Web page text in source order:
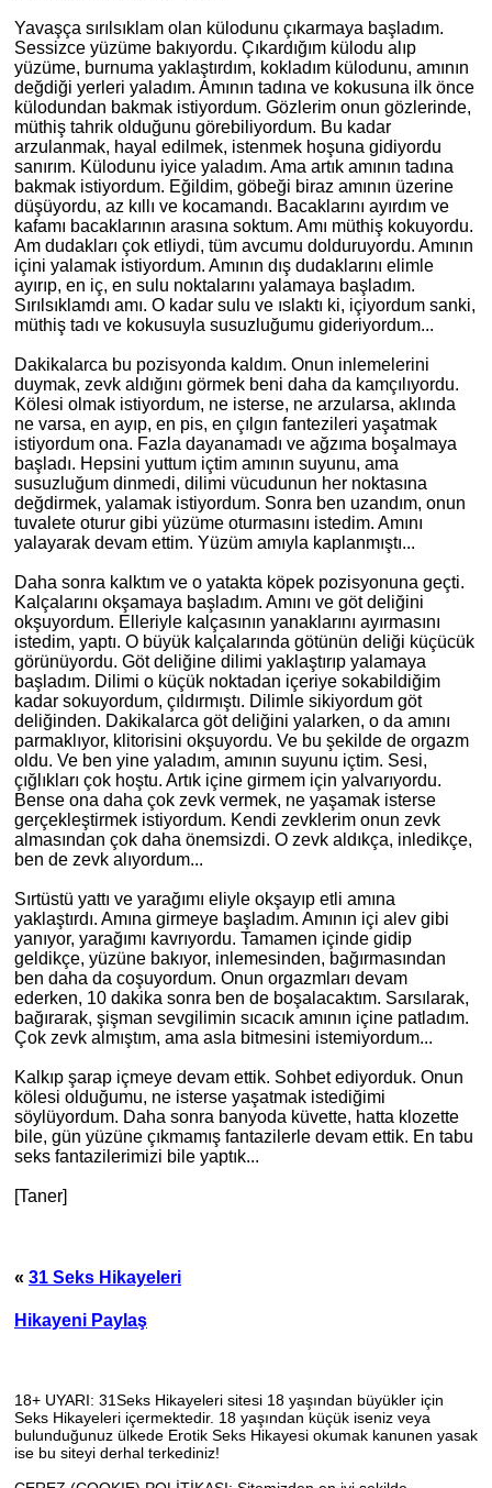
Yavaşça sırılsıklam olan külodunu çıkarmaya başladım.
Sessizce yüzüme bakıyordu. Çıkardığım külodu alıp
yüzüme, burnuma yaklaştırdım, kokladım külodunu, amının
değdiği yerleri yaladım. Amının tadına ve kokusuna ilk önce
külodundan bakmak istiyordum. Gözlerim onun gözlerinde,
müthiş tahrik olduğunu görebiliyordum. Bu kadar
arzulanmak, hayal edilmek, istenmek hoşuna gidiyordu
sanırım. Külodunu iyice yaladım. Ama artık amının tadına
bakmak istiyordum. Eğildim, göbeği biraz amının üzerine
düşüyordu, az kıllı ve kocamandı. Bacaklarını ayırdım ve
kafamı bacaklarının arasına soktum. Amı müthiş kokuyordu.
Am dudakları çok etliydi, tüm avcumu dolduruyordu. Amının
içini yalamak istiyordum. Amının dış dudaklarını elimle
ayırıp, en iç, en sulu noktalarını yalamaya başladım.
Sırılsıklamdı amı. O kadar sulu ve ıslaktı ki, içiyordum sanki,
müthiş tadı ve kokusuyla susuzluğumu gideriyordum...
Dakikalarca bu pozisyonda kaldım. Onun inlemelerini
duymak, zevk aldığını görmek beni daha da kamçılıyordu.
Kölesi olmak istiyordum, ne isterse, ne arzularsa, aklında
ne varsa, en ayıp, en pis, en çılgın fantezileri yaşatmak
istiyordum ona. Fazla dayanamadı ve ağzıma boşalmaya
başladı. Hepsini yuttum içtim amının suyunu, ama
susuzluğum dinmedi, dilimi vücudunun her noktasına
değdirmek, yalamak istiyordum. Sonra ben uzandım, onun
tuvalete oturur gibi yüzüme oturmasını istedim. Amını
yalayarak devam ettim. Yüzüm amıyla kaplanmıştı...
Daha sonra kalktım ve o yatakta köpek pozisyonuna geçti.
Kalçalarını okşamaya başladım. Amını ve göt deliğini
okşuyordum. Elleriyle kalçasının yanaklarını ayırmasını
istedim, yaptı. O büyük kalçalarında götünün deliği küçücük
görünüyordu. Göt deliğine dilimi yaklaştırıp yalamaya
başladım. Dilimi o küçük noktadan içeriye sokabildiğim
kadar sokuyordum, çıldırmıştı. Dilimle sikiyordum göt
deliğinden. Dakikalarca göt deliğini yalarken, o da amını
parmaklıyor, klitorisini okşuyordu. Ve bu şekilde de orgazm
oldu. Ve ben yine yaladım, amının suyunu içtim. Sesi,
çığlıkları çok hoştu. Artık içine girmem için yalvarıyordu.
Bense ona daha çok zevk vermek, ne yaşamak isterse
gerçekleştirmek istiyordum. Kendi zevklerim onun zevk
almasından çok daha önemsizdi. O zevk aldıkça, inledikçe,
ben de zevk alıyordum...
Sırtüstü yattı ve yarağımı eliyle okşayıp etli amına
yaklaştırdı. Amına girmeye başladım. Amının içi alev gibi
yanıyor, yarağımı kavrıyordu. Tamamen içinde gidip
geldikçe, yüzüne bakıyor, inlemesinden, bağırmasından
ben daha da coşuyordum. Onun orgazmları devam
ederken, 10 dakika sonra ben de boşalacaktım. Sarsılarak,
bağırarak, şişman sevgilimin sıcacık amının içine patladım.
Çok zevk almıştım, ama asla bitmesini istemiyordum...
Kalkıp şarap içmeye devam ettik. Sohbet ediyorduk. Onun
kölesi olduğumu, ne isterse yaşatmak istediğimi
söylüyordum. Daha sonra banyoda küvette, hatta klozette
bile, gün yüzüne çıkmamış fantazilerle devam ettik. En tabu
seks fantazilerimizi bile yaptık...
[Taner]
« 31 Seks Hikayeleri
Hikayeni Paylaş
18+ UYARI: 31Seks Hikayeleri sitesi 18 yaşından büyükler için
Seks Hikayeleri içermektedir. 18 yaşından küçük iseniz veya
bulunduğunuz ülkede Erotik Seks Hikayesi okumak kanunen yasak
ise bu siteyi derhal terkediniz!